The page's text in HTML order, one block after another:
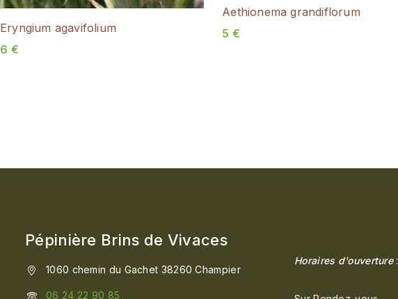
Eryngium agavifolium
6 €
Aethionema grandiflorum
5 €
Pépinière Brins de Vivaces
1060 chemin du Gachet 38260 Champier
06 24 22 90 85
Horaires d'ouverture: